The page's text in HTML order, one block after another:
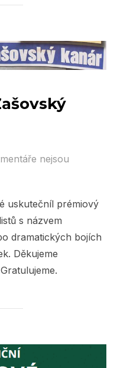
nejsou
uskutečníl prémiový
s názvem
dramatických bojích
Děkujeme